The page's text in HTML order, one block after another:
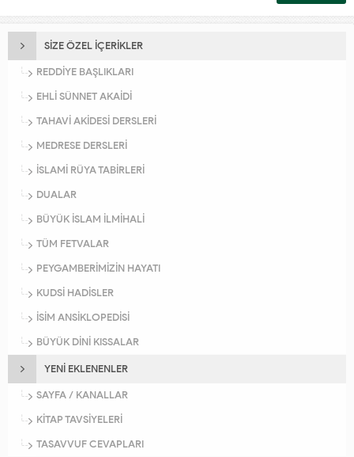
SİZE ÖZEL İÇERİKLER
REDDİYE BAŞLIKLARI
EHLİ SÜNNET AKAİDİ
TAHAVİ AKİDESİ DERSLERİ
MEDRESE DERSLERİ
İSLAMİ RÜYA TABİRLERİ
DUALAR
BÜYÜK İSLAM İLMİHALİ
TÜM FETVALAR
PEYGAMBERİMİZİN HAYATI
KUDSİ HADİSLER
İSİM ANSİKLOPEDİSİ
BÜYÜK DİNİ KISSALAR
YENİ EKLENENLER
SAYFA / KANALLAR
KİTAP TAVSİYELERİ
TASAVVUF CEVAPLARI